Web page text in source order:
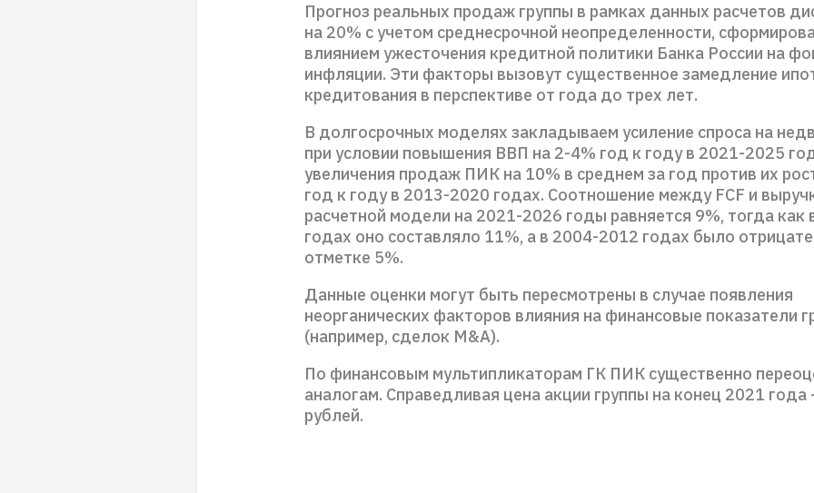
Прогноз реальных продаж группы в рамках данных расчетов
на 20% с учетом среднесрочной неопределенности,
влиянием ужесточения кредитной политики Банка России на
инфляции. Эти факторы вызовут существенное замедление
кредитования в перспективе от года до трех лет.
В долгосрочных моделях закладываем усиление спроса на
при условии повышения ВВП на 2-4% год к году в 2021-2025
увеличения продаж ПИК на 10% в среднем за год против их
год к году в 2013-2020 годах. Соотношение между FCF и
расчетной модели на 2021-2026 годы равняется 9%, тогда как
годах оно составляло 11%, а в 2004-2012 годах было
отметке 5%.
Данные оценки могут быть пересмотрены в случае появления
неорганических факторов влияния на финансовые показатели
(например, сделок M&A).
По финансовым мультипликаторам ГК ПИК существенно
аналогам. Справедливая цена акции группы на конец 2021 года
рублей.